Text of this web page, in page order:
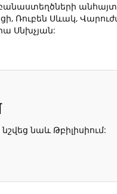
բանաստեղծների անհայտ
Ռուբեն Սևակ,
Սնխչյան:
նաև Թբիլիսիում: